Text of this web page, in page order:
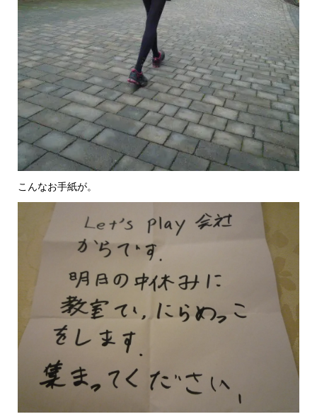
こんなお手紙が。